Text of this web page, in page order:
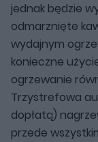
jednak będzie
odmarznięte
wydajnym
konieczne
ogrzewanie
Trzystrefowa
dopłatą)
przede